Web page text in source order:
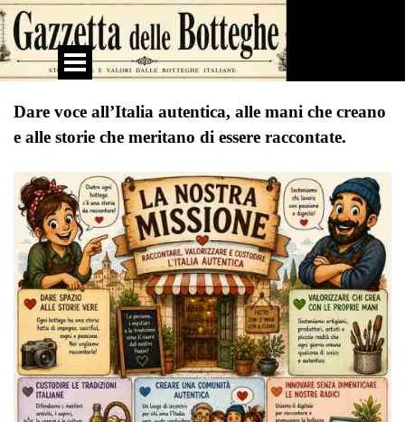
Vai ai contenuti
Salta menù
Dare voce all’Italia autentica, alle mani che creano
e alle storie che meritano di essere raccontate.